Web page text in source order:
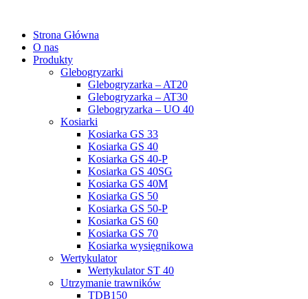
Strona Główna
O nas
Produkty
Glebogryzarki
Glebogryzarka – AT20
Glebogryzarka – AT30
Glebogryzarka – UO 40
Kosiarki
Kosiarka GS 33
Kosiarka GS 40
Kosiarka GS 40-P
Kosiarka GS 40SG
Kosiarka GS 40M
Kosiarka GS 50
Kosiarka GS 50-P
Kosiarka GS 60
Kosiarka GS 70
Kosiarka wysięgnikowa
Wertykulator
Wertykulator ST 40
Utrzymanie trawników
TDB150